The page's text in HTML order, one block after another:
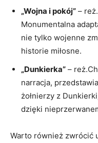
„Wojna i pokój” –
Monumentalna
nie tylko wojenne
historie miłosne.
„Dunkierka” –
narracja,
żołnierzy z
dzięki
Warto również zwrócić